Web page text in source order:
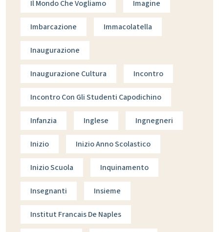
Il Mondo Che Vogliamo Imagine
Imbarcazione Immacolatella
Inaugurazione
Inaugurazione Cultura Incontro
Incontro Con Gli Studenti Capodichino
Infanzia Inglese Ingnegneri
Inizio Inizio Anno Scolastico
Inizio Scuola Inquinamento
Insegnanti Insieme
Institut Francais De Naples